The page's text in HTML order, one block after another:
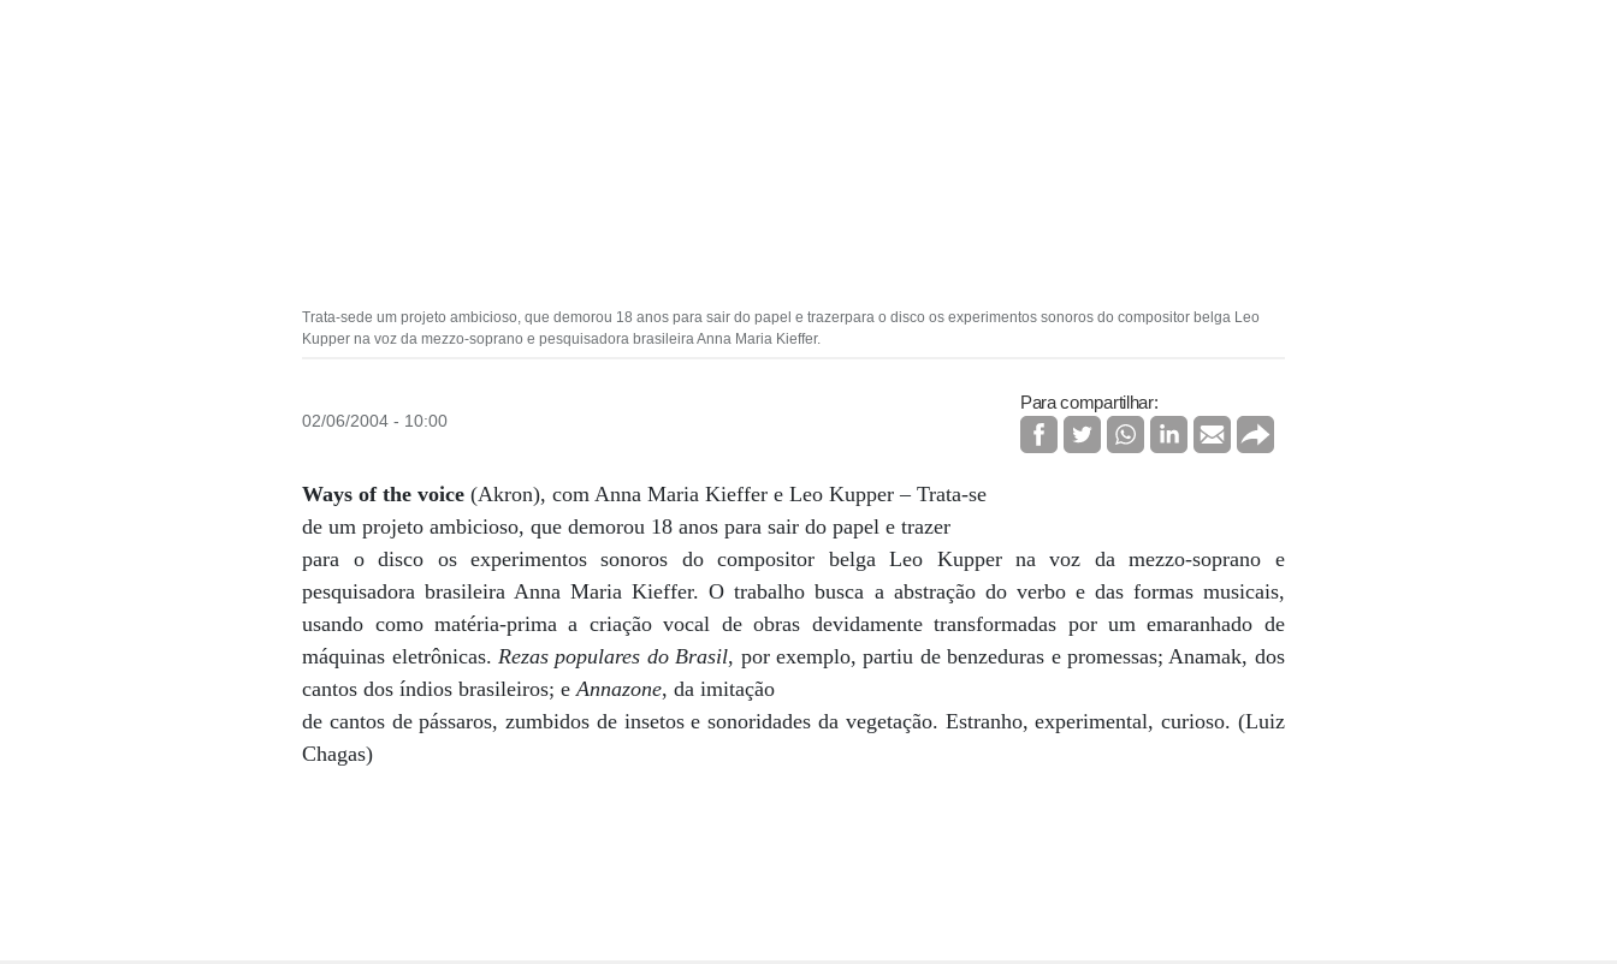
Trata-sede um projeto ambicioso, que demorou 18 anos para sair do papel e trazerpara o disco os experimentos sonoros do compositor belga Leo
Kupper na voz da mezzo-soprano e pesquisadora brasileira Anna Maria Kieffer.
02/06/2004 - 10:00
Para compartilhar:
Ways of the voice (Akron), com Anna Maria Kieffer e Leo Kupper – Trata-se
de um projeto ambicioso, que demorou 18 anos para sair do papel e trazer
para o disco os experimentos sonoros do compositor belga Leo Kupper na voz da mezzo-soprano e
pesquisadora brasileira Anna Maria Kieffer. O trabalho busca a abstração do verbo e das formas musicais,
usando como matéria-prima a criação vocal de obras devidamente transformadas por um emaranhado de
máquinas eletrônicas. Rezas populares do Brasil, por exemplo, partiu de benzeduras e promessas; Anamak, dos
cantos dos índios brasileiros; e Annazone, da imitação
de cantos de pássaros, zumbidos de insetos e sonoridades da vegetação. Estranho, experimental, curioso. (Luiz
Chagas)